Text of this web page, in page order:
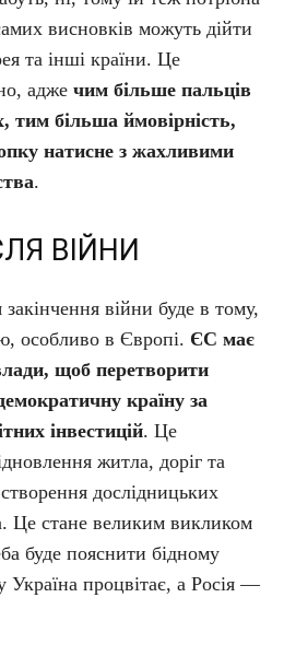
висновків можуть дійти
та інші країни. Це
адже чим більше пальців
тим більша ймовірність,
натисне з жахливими
.
ВІЙНИ
війни буде в тому,
особливо в Європі. ЄС має
щоб перетворити
країну за
інвестицій. Це
житла, доріг та
дослідницьких
Це стане великим викликом
буде пояснити бідному
Україна процвітає, а Росія —